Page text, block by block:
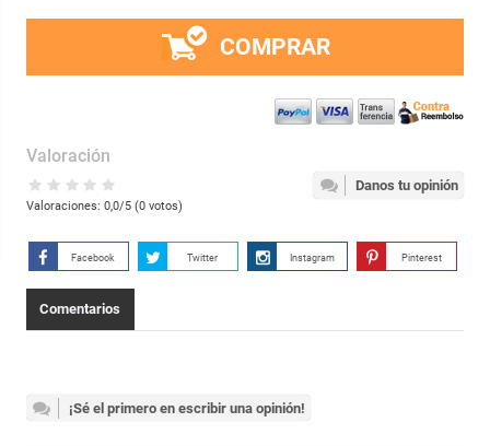
COMPRAR
Danos tu opinión
Valoración
Valoraciones: 0,0/5 (0votos)
Facebook Twitter Instagram Pinterest
Comentarios
¡Sé el primero en escribir una opinión!